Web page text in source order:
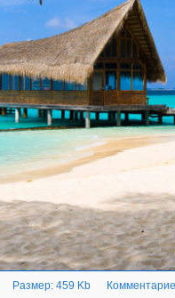
Размер: 459 Kb